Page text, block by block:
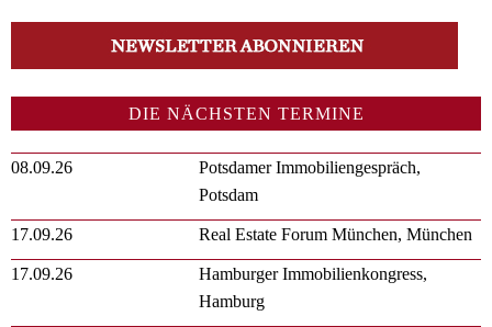
DIE NÄCHSTEN TERMINE
08.09.26
Potsdamer Immobiliengespräch,
Potsdam
17.09.26 Real Estate Forum München, München
17.09.26
Hamburger Immobilienkongress,
Hamburg